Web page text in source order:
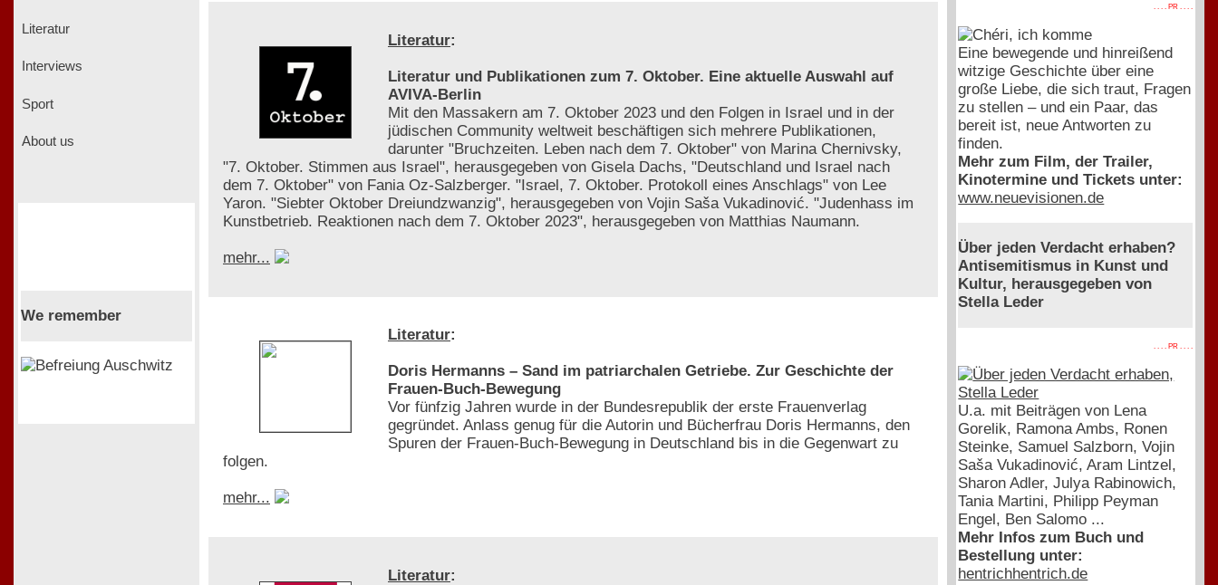
Literatur
Interviews
Sport
About us
We remember
Literatur:
Literatur und Publikationen zum 7. Oktober. Eine aktuelle Auswahl auf
AVIVA-Berlin
Mit den Massakern am 7. Oktober 2023 und den Folgen in Israel und in der
jüdischen Community weltweit beschäftigen sich mehrere Publikationen,
darunter "Bruchzeiten. Leben nach dem 7. Oktober" von Marina Chernivsky,
"7. Oktober. Stimmen aus Israel", herausgegeben von Gisela Dachs, "Deutschland und Israel nach
dem 7. Oktober" von Fania Oz-Salzberger. "Israel, 7. Oktober. Protokoll eines Anschlags" von Lee
Yaron. "Siebter Oktober Dreiundzwanzig", herausgegeben von Vojin Saša Vukadinović. "Judenhass im
Kunstbetrieb. Reaktionen nach dem 7. Oktober 2023", herausgegeben von Matthias Naumann.
mehr...
Literatur:
Doris Hermanns – Sand im patriarchalen Getriebe. Zur Geschichte der
Frauen-Buch-Bewegung
Vor fünfzig Jahren wurde in der Bundesrepublik der erste Frauenverlag
gegründet. Anlass genug für die Autorin und Bücherfrau Doris Hermanns, den
Spuren der Frauen-Buch-Bewegung in Deutschland bis in die Gegenwart zu
folgen.
mehr...
Literatur:
. . . . PR . . . .
Eine bewegende und hinreißend
witzige Geschichte über eine
große Liebe, die sich traut, Fragen
zu stellen – und ein Paar, das
bereit ist, neue Antworten zu
finden.
Mehr zum Film, der Trailer,
Kinotermine und Tickets unter:
www.neuevisionen.de
Über jeden Verdacht erhaben?
Antisemitismus in Kunst und
Kultur, herausgegeben von
Stella Leder
. . . . PR . . . .
U.a. mit Beiträgen von Lena
Gorelik, Ramona Ambs, Ronen
Steinke, Samuel Salzborn, Vojin
Saša Vukadinović, Aram Lintzel,
Sharon Adler, Julya Rabinowich,
Tania Martini, Philipp Peyman
Engel, Ben Salomo ...
Mehr Infos zum Buch und
Bestellung unter:
hentrichhentrich.de